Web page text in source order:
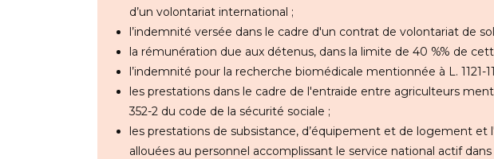
d’un volontariat international ;
l’indemnité versée dans le cadre d'un contrat de volontariat de
la rémunération due aux détenus, dans la limite de 40 %% de
l’indemnité pour la recherche biomédicale mentionnée à L. 1121-
les prestations dans le cadre de l'entraide entre agriculteurs
352-2 du code de la sécurité sociale ;
les prestations de subsistance, d’équipement et de logement et
allouées au personnel accomplissant le service national actif